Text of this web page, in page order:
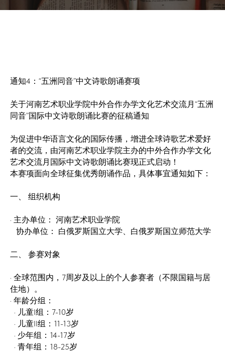
通知4：“五洲同音”中文诗歌朗诵赛项
关于河南艺术职业学院中外合作办学文化艺术交流月“五洲
同音”国际中文诗歌朗诵比赛的征稿通知
为促进中华语言文化的国际传播，增进全球诗歌艺术爱好
者的交流，由河南艺术职业学院主办的中外合作办学文化
艺术交流月国际中文诗歌朗诵比赛现正式启动！
本赛项面向全球征集优秀朗诵作品，具体事宜通知如下：
一、 组织机构
· 主办单位： 河南艺术职业学院
协办单位： 白俄罗斯国立大学、白俄罗斯国立师范大学
二、 参赛对象
· 全球范围内，7周岁及以上的个人参赛者（不限国籍与居
住地）。
· 年龄分组：
· 儿童I组：7-10岁
· 儿童II组：11-13岁
· 少年组：14-17岁
· 青年组：18-25岁